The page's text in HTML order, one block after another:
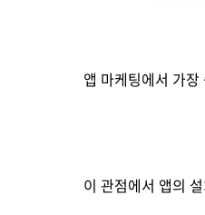
앱 마케팅에서 가
이 관점에서 앱의